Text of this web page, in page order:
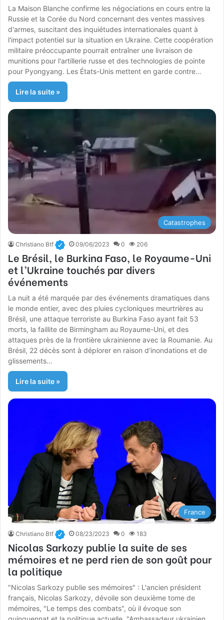
La Maison Blanche confirme les négociations en cours entre la
Russie et la Corée du Nord concernant des ventes massives
d'armes, suscitant des inquiétudes internationales quant à
l'impact potentiel sur la situation en Ukraine. Cette coopération
militaire préoccupante pourrait entraîner une livraison de
munitions pour l'artillerie russe et des technologies de pointe
pour Pyongyang. Les États-Unis mettent en garde contre…
Lire la suite »
Catastrophes
Christiano Btf 09/06/2023 0 206
Le Brésil, le Burkina Faso, le Royaume-Uni
et l’Ukraine touchés par divers
événements
La nuit a été marquée par des événements dramatiques dans
le monde entier, avec des pluies cycloniques meurtrières au
Brésil, une attaque terroriste au Burkina Faso ayant fait 53
morts, la faillite de Birmingham au Royaume-Uni, et des
attaques près de la frontière ukrainienne avec la Roumanie. Au
Brésil, 22 décès sont à déplorer en raison d'inondations et de
glissements…
Lire la suite »
France
Christiano Btf 08/23/2023 0 183
Nicolas Sarkozy publie la suite de ses
mémoires et ne perd rien de son goût pour
la politique
"Nicolas Sarkozy publie ses mémoires" : L'ancien président
français, Nicolas Sarkozy, dévoile son deuxième tome de
mémoires, "Le temps des combats", où il évoque son